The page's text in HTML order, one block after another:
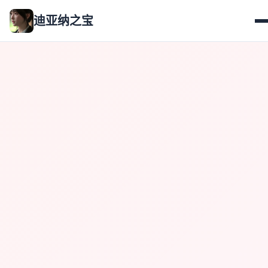
迪亚纳之宝